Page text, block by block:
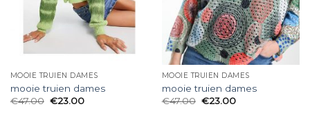
MOOIE TRUIEN DAMES
mooie truien dames
€47.00 €23.00
MOOIE TRUIEN DAMES
mooie truien dames
€47.00 €23.00